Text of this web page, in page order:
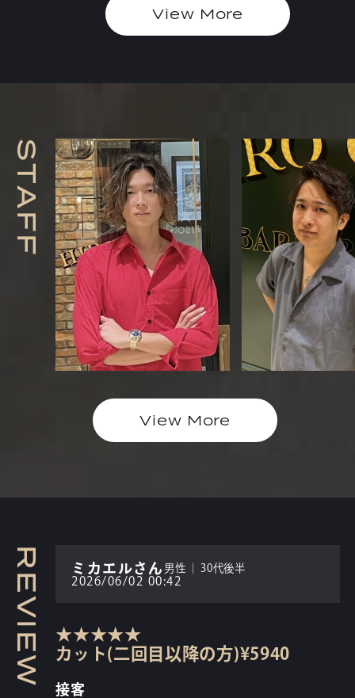
View More
S
T
A
F
F
View More
R
E
V
I
E
W
ミカエルさん 男性 30代後半
2026/06/02 00:42
★★★★★
カット(二回目以降の方)¥5940
接客